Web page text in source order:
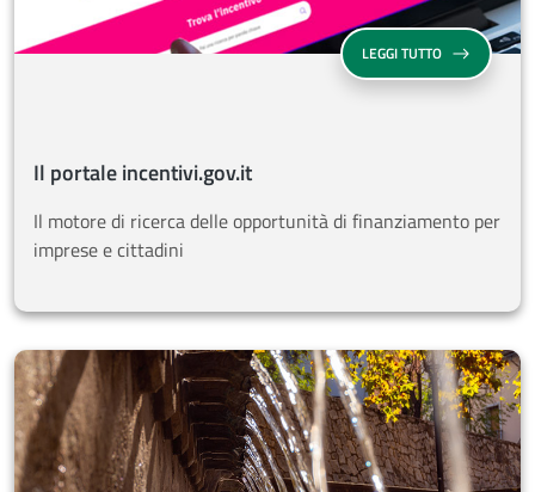
LEGGI TUTTOSU IL
Il portale incentivi.gov.it
Il motore di ricerca delle opportunità di finanziamento per
imprese e cittadini